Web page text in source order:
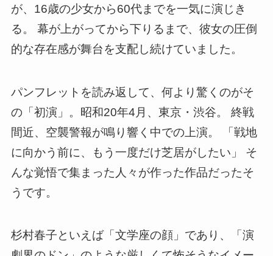
が、16歳の少女から60代までを一気に演じき
る。 幕が上がってから下りるまで、彼女の圧倒
的な存在感が舞台を支配し続けていました。
パンフレットを読み返して、何より驚くのがそ
の「初演」。昭和20年4月、東京・渋谷。 終戦
間近、空襲警報が鳴り響く中での上演。 「戦地
に向かう前に、もう一度だけ芝居がしたい」 そ
んな覚悟で集まった人々が作った作品だったそ
うです。
杉村春子といえば「文学座の顔」であり、「演